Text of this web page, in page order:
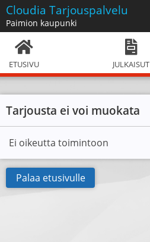
Cloudia Tarjouspalvelu
Paimion kaupunki
ETUSIVU JULKAISUT
Tarjousta ei voi muokata
Ei oikeutta toimintoon
Palaa etusivulle